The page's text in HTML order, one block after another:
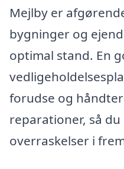
Mejlby er
bygninger og
optimal stand. En
forudse og
reparationer, så
overraskelser i